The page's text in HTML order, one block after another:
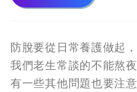
防脫要從日常養護做起
我們老生常談的不能熬
有一些其他問題也要注意